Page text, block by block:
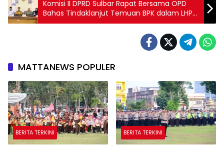
Komisi II DPRD Sulbar Rapat Bersama OPD
Bahas Tindaklanjut Temuan BPK dalam LHP
LKPD 2023
MATTANEWS POPULER
BERITA TERKINI BERITA TERKINI